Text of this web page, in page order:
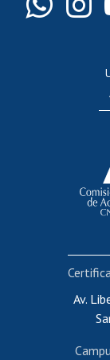
Av.